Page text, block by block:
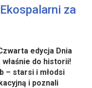
za
edycja Dnia
do historii!
– starsi i młodsi
i poznali